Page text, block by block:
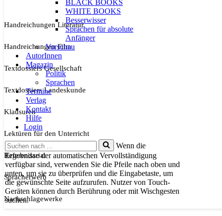
BLACK BOOKS
WHITE BOOKS
Besserwisser
Sprachen für absolute
Anfänger
Vorschau
AutorInnen
Magazin
Politik
Sprachen
Termine
Verlag
Kontakt
Hilfe
Login
Suchen
nach …
Wenn die
Ergebnisse der automatischen Vervollständigung
verfügbar sind, verwenden Sie die Pfeile nach oben und
unten, um sie zu überprüfen und die Eingabetaste, um
die gewünschte Seite aufzurufen. Nutzer von Touch-
Geräten können durch Berührung oder mit Wischgesten
suchen.
Handreichungen Literatur
Handreichungen Film
Textdossiers Gesellschaft
Textdossiers Landeskunde
Klausuren
Lektüren für den Unterricht
Referendariat
Spracherwerb
Nachschlagewerke